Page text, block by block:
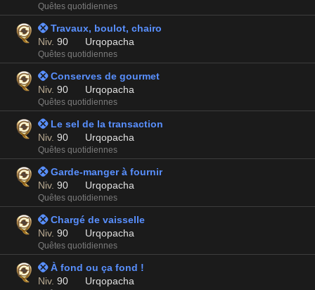
Quêtes quotidiennes
 Travaux, boulot, chairo
Niv. 90 Urqopacha
Quêtes quotidiennes
 Conserves de gourmet
Niv. 90 Urqopacha
Quêtes quotidiennes
 Le sel de la transaction
Niv. 90 Urqopacha
Quêtes quotidiennes
 Garde-manger à fournir
Niv. 90 Urqopacha
Quêtes quotidiennes
 Chargé de vaisselle
Niv. 90 Urqopacha
Quêtes quotidiennes
 À fond ou ça fond !
Niv. 90 Urqopacha